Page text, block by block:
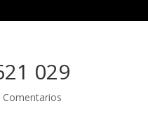
029
Comentarios